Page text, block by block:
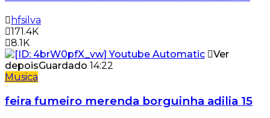
hfsilva
171.4K
8.1K
Ver
depoisGuardado 14:22
Musica
feira fumeiro merenda borguinha adilia 15